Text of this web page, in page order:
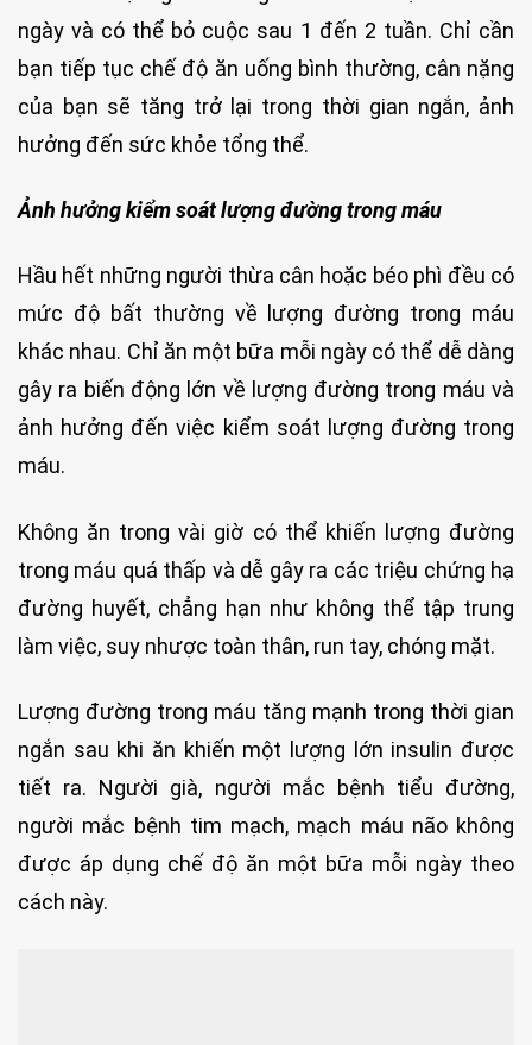
ngày và có thể bỏ cuộc sau 1 đến 2 tuần. Chỉ cần
bạn tiếp tục chế độ ăn uống bình thường, cân nặng
của bạn sẽ tăng trở lại trong thời gian ngắn, ảnh
hưởng đến sức khỏe tổng thể.
Ảnh hưởng kiểm soát lượng đường trong máu
Hầu hết những người thừa cân hoặc béo phì đều có
mức độ bất thường về lượng đường trong máu
khác nhau. Chỉ ăn một bữa mỗi ngày có thể dễ dàng
gây ra biến động lớn về lượng đường trong máu và
ảnh hưởng đến việc kiểm soát lượng đường trong
máu.
Không ăn trong vài giờ có thể khiến lượng đường
trong máu quá thấp và dễ gây ra các triệu chứng hạ
đường huyết, chẳng hạn như không thể tập trung
làm việc, suy nhược toàn thân, run tay, chóng mặt.
Lượng đường trong máu tăng mạnh trong thời gian
ngắn sau khi ăn khiến một lượng lớn insulin được
tiết ra. Người già, người mắc bệnh tiểu đường,
người mắc bệnh tim mạch, mạch máu não không
được áp dụng chế độ ăn một bữa mỗi ngày theo
cách này.